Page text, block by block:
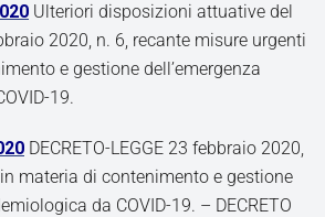
Ulteriori disposizioni attuative del
2020, n. 6, recante misure urgenti
e gestione dell’emergenza
19.
DECRETO-LEGGE 23 febbraio 2020,
materia di contenimento e gestione
da COVID-19. – DECRETO